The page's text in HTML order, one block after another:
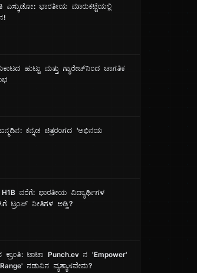
ಎಸ್ಕುಡೋ: ಭಾರತೀಯ ಮಾರುಕಟ್ಟೆಯಲ್ಲಿ
ಹುಟ್ಟು ಮತ್ತು ಗ್ಯಾರೇಜ್‌ನಿಂದ ಜಾಗತಿಕ
ಕನ್ನಡ ಚಿತ್ರರಂಗದ 'ಅಭಿನಯ
ವರೆಗೆ: ಭಾರತೀಯ ವಿದ್ಯಾರ್ಥಿಗಳ
ಟ್ರಂಪ್ ನೀತಿಗಳ ಅಡ್ಡಿ?
ಕ್ರಾಂತಿ: ಟಾಟಾ Punch.ev ನ 'Empower'
ನಡುವಿನ ವ್ಯತ್ಯಾಸವೇನು?